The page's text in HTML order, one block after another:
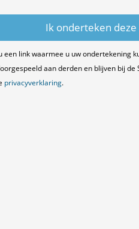
een link waarmee u uw ondertekening
aan derden en blijven bij
privacyverklaring.